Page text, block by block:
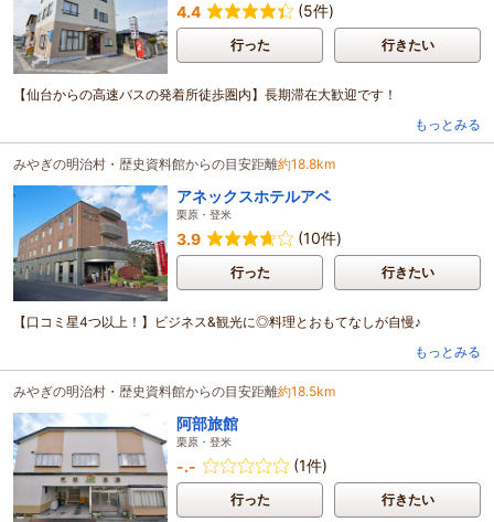
4.4 (5件)
行った 行きたい
【仙台からの高速バスの発着所徒歩圏内】長期滞在大歓迎です！
もっとみる
みやぎの明治村・歴史資料館からの目安距離約18.8km
アネックスホテルアベ
栗原・登米
3.9 (10件)
行った 行きたい
【口コミ星4つ以上！】ビジネス&観光に◎料理とおもてなしが自慢♪
もっとみる
みやぎの明治村・歴史資料館からの目安距離約18.5km
阿部旅館
栗原・登米
-.- (1件)
行った 行きたい